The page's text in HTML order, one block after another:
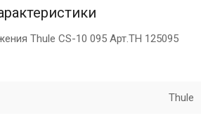
Thule CS-10 095 Арт.TH 125095
Thule